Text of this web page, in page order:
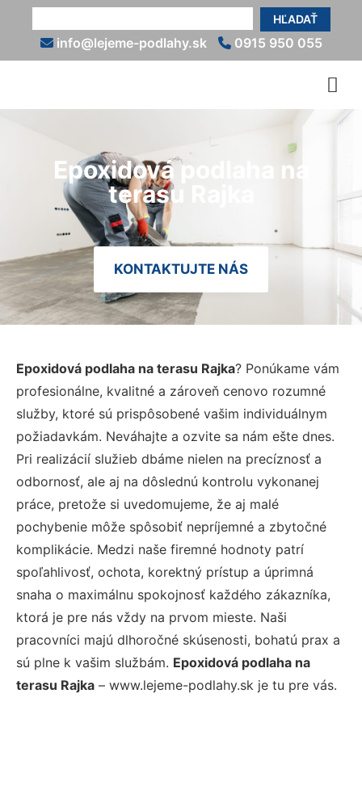
HĽADAŤ
info@lejeme-podlahy.sk 0915 950 055
Epoxidová podlaha na
terasu Rajka
KONTAKTUJTE NÁS
Epoxidová podlaha na terasu Rajka? Ponúkame vám
profesionálne, kvalitné a zároveň cenovo rozumné
služby, ktoré sú prispôsobené vašim individuálnym
požiadavkám. Neváhajte a ozvite sa nám ešte dnes.
Pri realizácií služieb dbáme nielen na precíznosť a
odbornosť, ale aj na dôslednú kontrolu vykonanej
práce, pretože si uvedomujeme, že aj malé
pochybenie môže spôsobiť nepríjemné a zbytočné
komplikácie. Medzi naše firemné hodnoty patrí
spoľahlivosť, ochota, korektný prístup a úprimná
snaha o maximálnu spokojnosť každého zákazníka,
ktorá je pre nás vždy na prvom mieste. Naši
pracovníci majú dlhoročné skúsenosti, bohatú prax a
sú plne k vašim službám. Epoxidová podlaha na
terasu Rajka – www.lejeme-podlahy.sk je tu pre vás.